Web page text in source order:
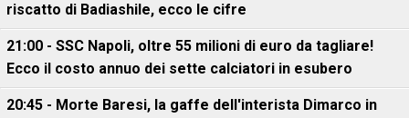
riscatto di Badiashile, ecco le cifre
21:00 - SSC Napoli, oltre 55 milioni di euro da tagliare!
Ecco il costo annuo dei sette calciatori in esubero
20:45 - Morte Baresi, la gaffe dell'interista Dimarco in